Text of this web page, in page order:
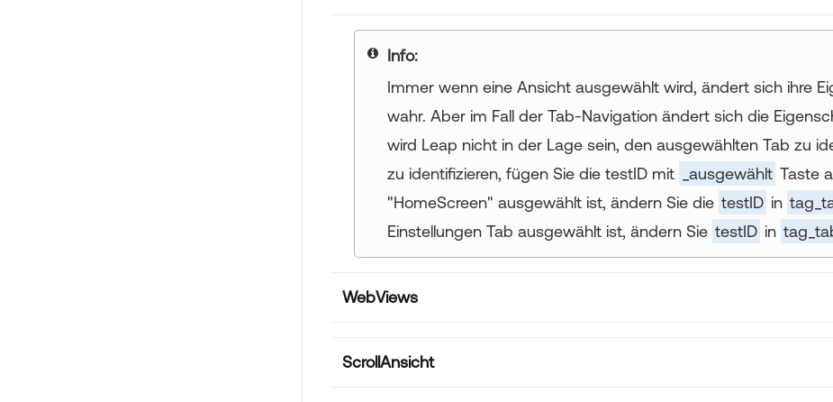
your title goes here
Immer wenn eine Ansicht ausgewählt wird, ändert sich ihre
wahr. Aber im Fall der Tab-Navigation ändert sich die
wird Leap nicht in der Lage sein, den ausgewählten Tab zu
zu identifizieren, fügen Sie die testID mit
_ausgewählt Taste
"HomeScreen" ausgewählt ist, ändern Sie die testID in
Einstellungen Tab ausgewählt ist, ändern Sie testID in
WebViews
ScrollAnsicht